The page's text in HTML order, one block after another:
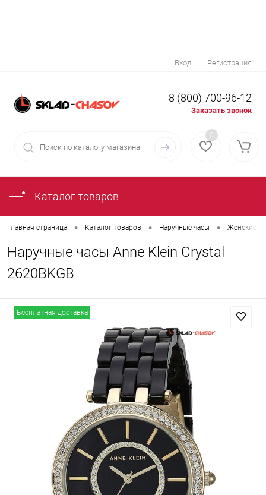
Вход Регистрация
8 (800) 700-96-12
Заказать звонок
0
Каталог товаров
Главная страница • Каталог товаров • Наручные часы • Женские
Наручные часы Anne Klein Crystal
2620BKGB
Бесплатная доставка